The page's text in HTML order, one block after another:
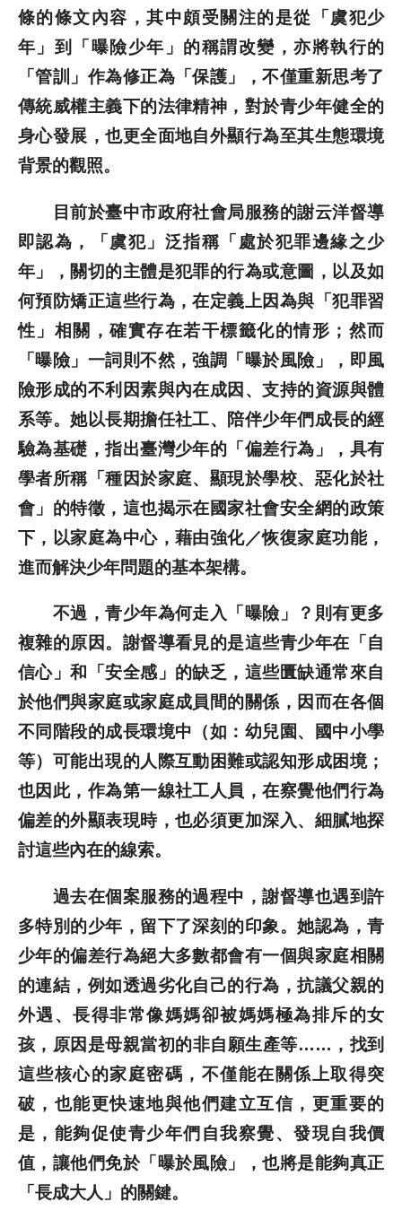
歷史文獻
投稿專區
條的條文內容，其中頗受關注的是從「虞犯少
年」到「曝險少年」的稱謂改變，亦將執行的
「管訓」作為修正為「保護」，不僅重新思考了
傳統威權主義下的法律精神，對於青少年健全的
身心發展，也更全面地自外顯行為至其生態環境
背景的觀照。
目前於臺中市政府社會局服務的謝云洋督導
即認為，「虞犯」泛指稱「處於犯罪邊緣之少
年」，關切的主體是犯罪的行為或意圖，以及如
何預防矯正這些行為，在定義上因為與「犯罪習
性」相關，確實存在若干標籤化的情形；然而
「曝險」一詞則不然，強調「曝於風險」，即風
險形成的不利因素與內在成因、支持的資源與體
系等。她以長期擔任社工、陪伴少年們成長的經
驗為基礎，指出臺灣少年的「偏差行為」，具有
學者所稱「種因於家庭、顯現於學校、惡化於社
會」的特徵，這也揭示在國家社會安全網的政策
下，以家庭為中心，藉由強化／恢復家庭功能，
進而解決少年問題的基本架構。
不過，青少年為何走入「曝險」？則有更多
複雜的原因。謝督導看見的是這些青少年在「自
信心」和「安全感」的缺乏，這些匱缺通常來自
於他們與家庭或家庭成員間的關係，因而在各個
不同階段的成長環境中（如：幼兒園、國中小學
等）可能出現的人際互動困難或認知形成困境；
也因此，作為第一線社工人員，在察覺他們行為
偏差的外顯表現時，也必須更加深入、細膩地探
討這些內在的線索。
過去在個案服務的過程中，謝督導也遇到許
多特別的少年，留下了深刻的印象。她認為，青
少年的偏差行為絕大多數都會有一個與家庭相關
的連結，例如透過劣化自己的行為，抗議父親的
外遇、長得非常像媽媽卻被媽媽極為排斥的女
孩，原因是母親當初的非自願生產等……，找到
這些核心的家庭密碼，不僅能在關係上取得突
破，也能更快速地與他們建立互信，更重要的
是，能夠促使青少年們自我察覺、發現自我價
值，讓他們免於「曝於風險」，也將是能夠真正
「長成大人」的關鍵。